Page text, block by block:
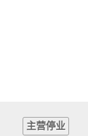
主营停业